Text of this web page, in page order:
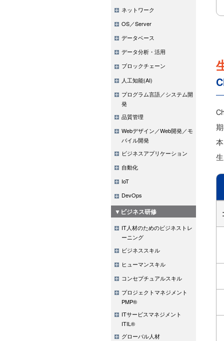
ネットワーク
OS／Server
データベース
データ分析・活用
ブロックチェーン
人工知能(AI)
プログラム言語／システム開
発
品質管理
Webデザイン／Web開発／モ
バイル開発
ビジネスアプリケーション
自動化
IoT
DevOps
▼ビジネス研修
IT人材のためのビジネストレ
ーニング
ビジネススキル
ヒューマンスキル
コンセプチュアルスキル
プロジェクトマネジメント
PMP®
ITサービスマネジメント
ITIL®
グローバル人材